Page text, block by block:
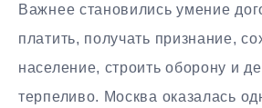
Важнее становились умение
платить, получать признание,
население, строить оборону и
терпеливо. Москва оказалась